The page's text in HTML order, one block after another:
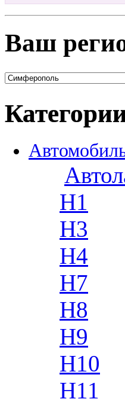
Ваш
H1
H3
H4
H7
H8
H9
H10
H11